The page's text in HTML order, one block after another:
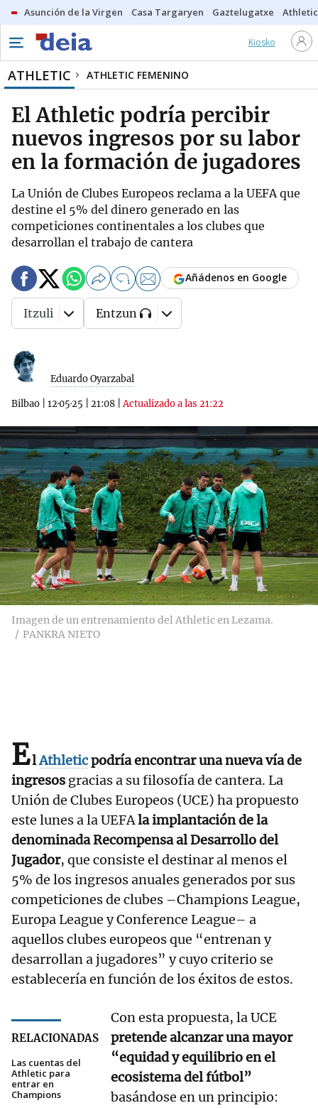
Asunción de la Virgen Casa Targaryen Gaztelugatxe Athletic
Kiosko
ATHLETIC ATHLETIC FEMENINO
El Athletic podría percibir
nuevos ingresos por su labor
en la formación de jugadores
La Unión de Clubes Europeos reclama a la UEFA que
destine el 5% del dinero generado en las
competiciones continentales a los clubes que
desarrollan el trabajo de cantera
Eduardo Oyarzabal
Bilbao 12·05·25 21:08 |Actualizado a las 21:22
1 Añádenos en Google
Itzuli Entzun
Imagen de un entrenamiento del Athletic en Lezama.
PANKRA NIETO
ElAthleticpodría encontrar una nueva vía de
ingresos gracias a su filosofía de cantera. La
Unión de Clubes Europeos (UCE) ha propuesto
este lunes a la UEFAla implantación de la
denominada Recompensa al Desarrollo del
Jugador, que consiste el destinar al menos el
5% de los ingresos anuales generados por sus
competiciones de clubes –Champions League,
Europa League y Conference League– a
aquellos clubes europeos que “entrenan y
desarrollan a jugadores” y cuyo criterio se
establecería en función de los éxitos de estos.
RELACIONADAS
Las cuentas del
Athletic para
entrar en
Champions
Con esta propuesta, la UCE
pretende alcanzar una mayor
“equidad y equilibrio en el
ecosistema del fútbol”
basándose en un principio: